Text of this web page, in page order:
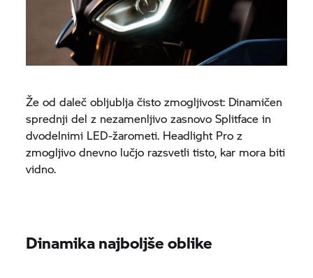
Že od daleč obljublja čisto zmogljivost: Dinamičen
sprednji del z nezamenljivo zasnovo Splitface in
dvodelnimi LED-žarometi. Headlight Pro z
zmogljivo dnevno lučjo razsvetli tisto, kar mora biti
vidno.
Dinamika najboljše oblike